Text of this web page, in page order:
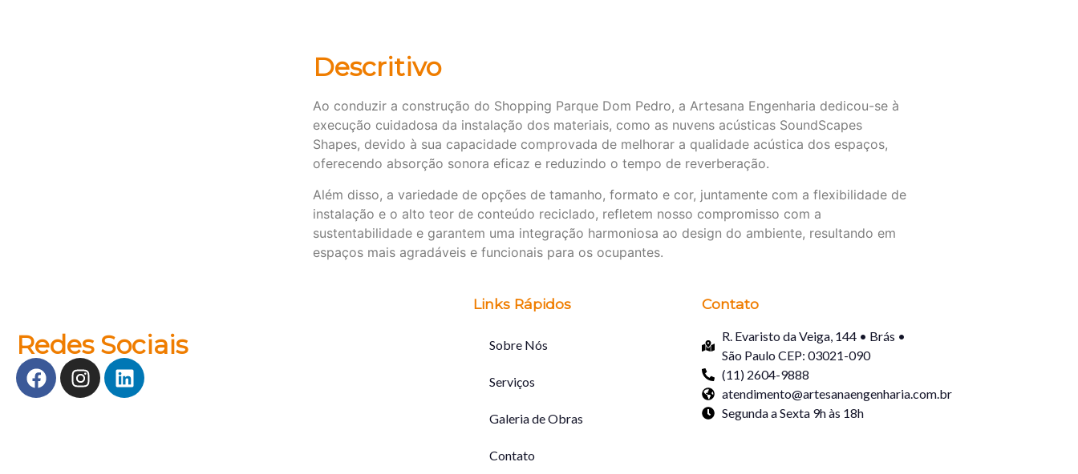
Descritivo
Ao conduzir a construção do Shopping Parque Dom Pedro, a Artesana Engenharia dedicou-se à
execução cuidadosa da instalação dos materiais, como as nuvens acústicas SoundScapes
Shapes, devido à sua capacidade comprovada de melhorar a qualidade acústica dos espaços,
oferecendo absorção sonora eficaz e reduzindo o tempo de reverberação.
Além disso, a variedade de opções de tamanho, formato e cor, juntamente com a flexibilidade de
instalação e o alto teor de conteúdo reciclado, refletem nosso compromisso com a
sustentabilidade e garantem uma integração harmoniosa ao design do ambiente, resultando em
espaços mais agradáveis e funcionais para os ocupantes.
Redes Sociais
Links Rápidos
Sobre Nós
Serviços
Galeria de Obras
Contato
Contato
R. Evaristo da Veiga, 144 • Brás •
São Paulo CEP: 03021-090
(11) 2604-9888
atendimento@artesanaengenharia.com.br
Segunda a Sexta 9h às 18h